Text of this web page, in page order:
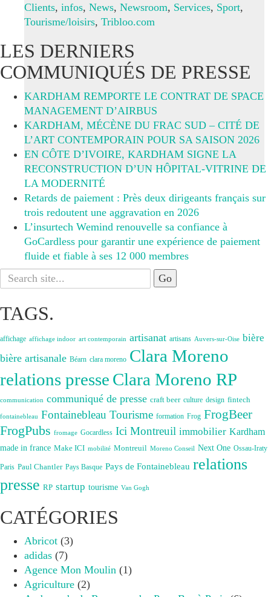
Clients, infos, News, Newsroom, Services, Sport,
Tourisme/loisirs, Tribloo.com
LES DERNIERS
COMMUNIQUÉS DE PRESSE
KARDHAM REMPORTE LE CONTRAT DE SPACE
MANAGEMENT D’AIRBUS
KARDHAM, MÉCÈNE DU FRAC SUD – CITÉ DE
L’ART CONTEMPORAIN POUR SA SAISON 2026
EN CÔTE D’IVOIRE, KARDHAM SIGNE LA
RECONSTRUCTION D’UN HÔPITAL-VITRINE DE
LA MODERNITÉ
Retards de paiement : Près deux dirigeants français sur
trois redoutent une aggravation en 2026
L’insurtech Wemind renouvelle sa confiance à
GoCardless pour garantir une expérience de paiement
fluide et fiable à ses 12 000 membres
Search
for:
TAGS.
affichage affichage indoor art contemporain artisanat artisans Auvers-sur-Oise bière
bière artisanale Béarn clara moreno Clara Moreno
relations presse Clara Moreno RP
communication communiqué de presse craft beer culture design fintech
fontainebleau Fontainebleau Tourisme formation Frog FrogBeer
FrogPubs fromage Gocardless Ici Montreuil immobilier Kardham
made in france Make ICI mobilité Montreuil Moreno Conseil Next One Ossau-Iraty
Paris Paul Chantler Pays Basque Pays de Fontainebleau relations
presse RP startup tourisme Van Gogh
CATÉGORIES
Abricot (3)
adidas (7)
Agence Mon Moulin (1)
Agriculture (2)